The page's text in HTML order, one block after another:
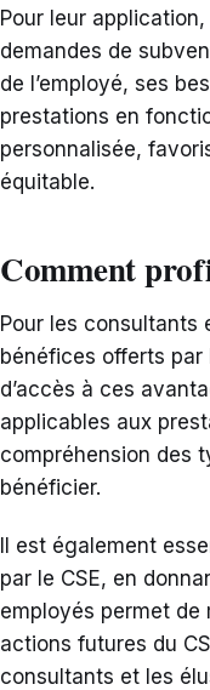
Pour leur
demandes de
de l’employé, ses
prestations en
personnalisée,
équitable.
Comment
Pour les consultants
bénéfices offerts par
d’accès à ces
applicables aux
compréhension des
bénéficier.
Il est également
par le CSE, en
employés permet de
actions futures du
consultants et les